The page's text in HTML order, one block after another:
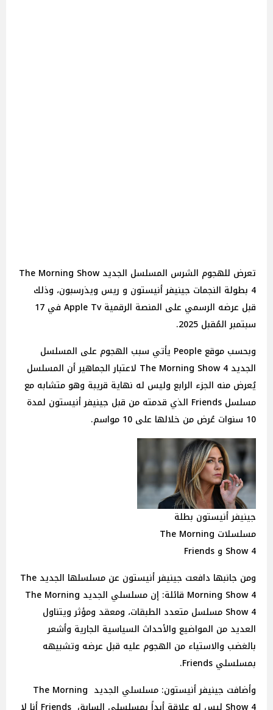
تعرض للهجوم الشرس المسلسل الجديد The Morning Show
4 بطولة النجمات جينيفر أنيستون و ريس ويذرسبون، وذلك
قبل عرضه الرسمي على المنصة الرقمية Apple Tv في 17
سبتمبر المُقبل 2025.
وبحسب موقع People يأتي سبب الهجوم على المسلسل
الجديد The Morning Show 4 لاعتبار الجماهير أن المسلسل
يُعرض منه الجزء الرابع وليس له نهاية قريبة وهو متشابه مع
مسلسل Friends الذي قدمته من قبل جينيفر أنيستون لمدة
10 سنوات عُرض من خلالها على 10 مواسم.
جينيفر أنيستون بطلة
مسلسلات The Morning
Show 4 و Friends
ومن جانبها دافعت جينيفر أنيستون عن مسلسلها الجديد The
Morning Show 4 قائلة: إن مسلسلي الجديد The Morning
Show 4 مسلسل متعدد الطبقات، ومعقد ومؤثر ويتناول
العديد من المواضيع والأحداث السياسية الجارية وأشعر
بالغضب والاستياء من الهجوم عليه قبل عرضه وتشبيهه
بمسلسلي Friends.
وأضافت جينيفر أنيستون: مسلسلي الجديد The Morning